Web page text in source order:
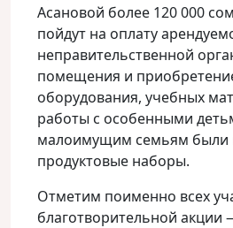
Асановой более 120 000
пойдут на оплату
неправительственной
помещения и
оборудования, учебных
работы с особенными
малоимущим семьям были
продуктовые наборы.
Отметим поименно всех
благотворительной